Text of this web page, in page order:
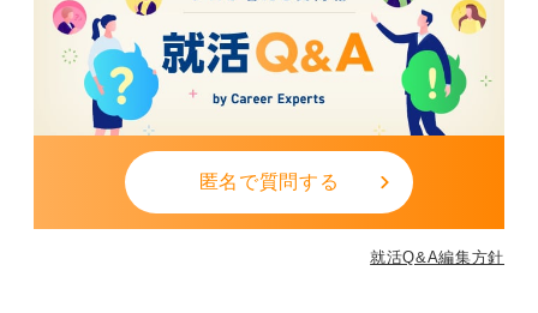
匿名で質問する
就活Q&A編集方針